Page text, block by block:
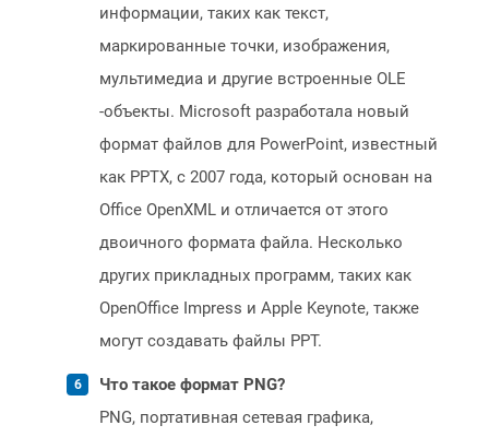
информации, таких как текст,
маркированные точки, изображения,
мультимедиа и другие встроенные OLE
-объекты. Microsoft разработала новый
формат файлов для PowerPoint, известный
как PPTX, с 2007 года, который основан на
Office OpenXML и отличается от этого
двоичного формата файла. Несколько
других прикладных программ, таких как
OpenOffice Impress и Apple Keynote, также
могут создавать файлы PPT.
Что такое формат PNG?
PNG, портативная сетевая графика,